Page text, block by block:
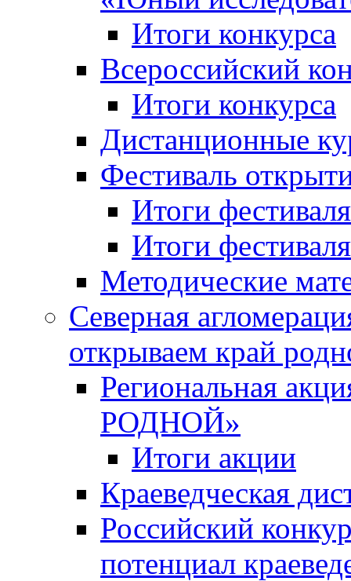
Итоги конкурса
Всероссийский
Итоги конкурса
Дистанционные
Фестиваль
Итоги
Итоги
Методические
Северная
открываем край
Региональная
РОДНОЙ»
Итоги акции
Краеведческая
Российский
потенциал